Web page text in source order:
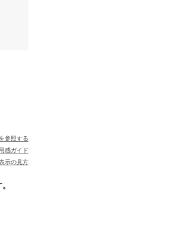
参照する
感ガイド
示の見方